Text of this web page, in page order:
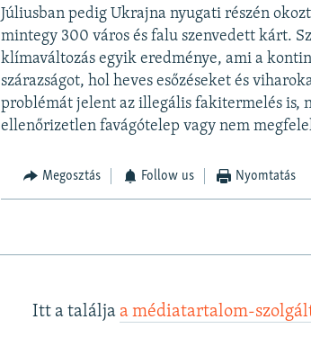
Júliusban pedig Ukrajna nyugati részén
mintegy 300 város és falu szenvedett kárt.
klímaváltozás egyik eredménye, ami a
szárazságot, hol heves esőzéseket és
problémát jelent az illegális fakitermelés is,
ellenőrizetlen favágótelep vagy nem
Megosztás Follow us Nyomtatás
Itt a találja a médiatartalom-